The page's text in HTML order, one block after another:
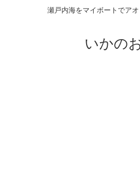
瀬戸内海をマイボートでア
いかの